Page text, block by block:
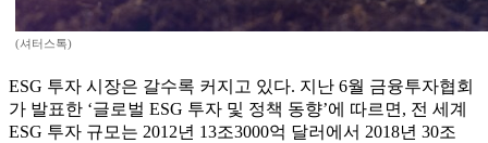
(셔터스톡)
ESG 투자 시장은 갈수록 커지고 있다. 지난 6월 금융투자협회
가 발표한 ‘글로벌 ESG 투자 및 정책 동향’에 따르면, 전 세계
ESG 투자 규모는 2012년 13조3000억 달러에서 2018년 30조